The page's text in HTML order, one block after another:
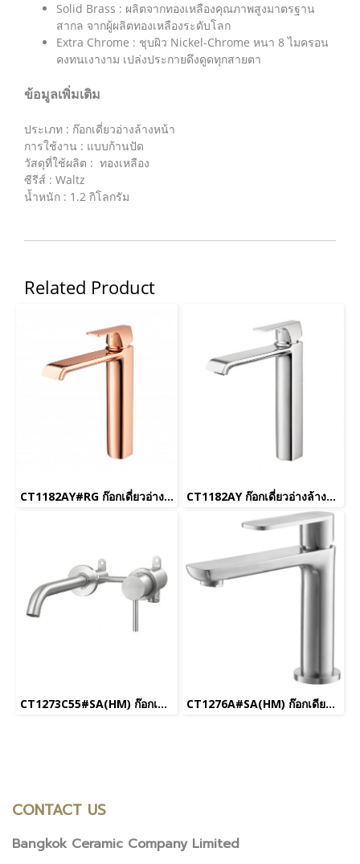
Solid Brass : ผลิตจากทองเหลืองคุณภาพสูงมาตรฐาน
สากล จากผู้ผลิตทองเหลืองระดับโลก
Extra Chrome : ชุบผิว Nickel-Chrome หนา 8 ไมครอน
คงทนเงางาม เปล่งประกายดึงดูดทุกสายตา
ข้อมูลเพิ่มเติม
ประเภท : ก๊อกเดี่ยวอ่างล้างหน้า
การใช้งาน : แบบก้านปัด
วัสดุที่ใช้ผลิต : ทองเหลือง
ซีรีส์ : Waltz
น้ำหนัก : 1.2 กิโลกรัม
Related Product
CT1182AY#RG ก๊อกเดี่ยวอ่างล้างหน้าแบบก้านโยก(ทรงสูง)พร้อมสะดือแบบกด(สีโรสโกลด์) รุ่น CUBIC_ยกเลิก CT1182AY ก๊อกเดี่ยวอ่างล้างหน้าแบบก้านโยก(ทรงสูง) รุ่น CUBIC
CT1273C55#SA(HM) ก๊อกเดี่ยวอ่างล้างหน้า ชนิดติดผนัง รุ่น Titus CT1276A#SA(HM) ก๊อกเดียวอ่างล้างหน้า แบบก้านโยก
CONTACT US
Bangkok Ceramic Company Limited